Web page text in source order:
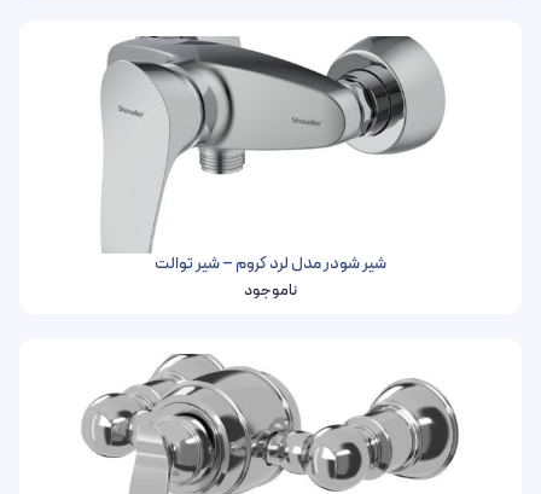
شیر شودر مدل لرد کروم – شیر توالت
ناموجود